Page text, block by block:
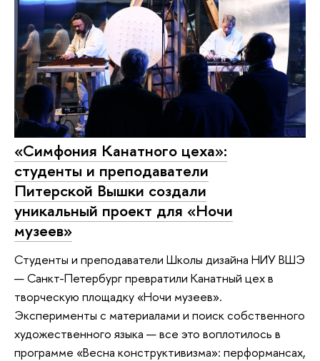
«Симфония Канатного цеха»:
студенты и преподаватели
Питерской Вышки создали
уникальный проект для «Ночи
музеев»
Студенты и преподаватели Школы дизайна НИУ ВШЭ
— Санкт-Петербург превратили Канатный цех в
творческую площадку «Ночи музеев».
Эксперименты с материалами и поиск собственного
художественного языка — все это воплотилось в
программе «Весна конструктивизма»: перформансах,